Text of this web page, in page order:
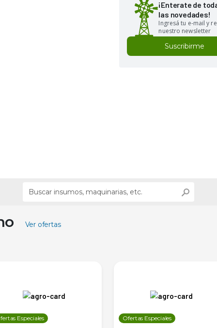
¡Enterate de
las novedades!
Ingresá tu e-mail y
nuestro newsletter
Suscribirme
Ver ofertas
Especiales Ofertas Especiales